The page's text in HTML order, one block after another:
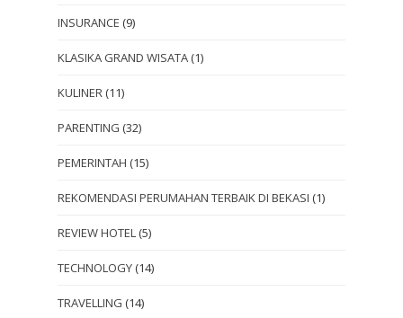
INSURANCE (9)
KLASIKA GRAND WISATA (1)
KULINER (11)
PARENTING (32)
PEMERINTAH (15)
REKOMENDASI PERUMAHAN TERBAIK DI BEKASI (1)
REVIEW HOTEL (5)
TECHNOLOGY (14)
TRAVELLING (14)